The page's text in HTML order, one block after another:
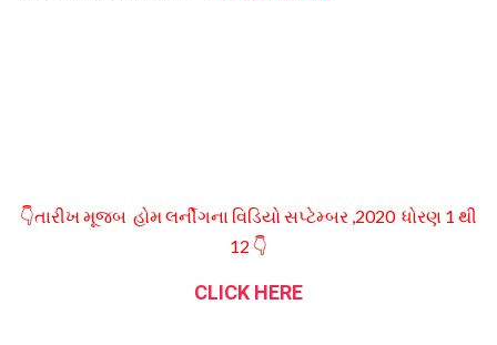
👇તારીખ મૂજબ હોમ લર્નીગના વિડિયો સપ્ટેમ્બર ,2020 ધોરણ 1 થી
12 👇
CLICK HERE